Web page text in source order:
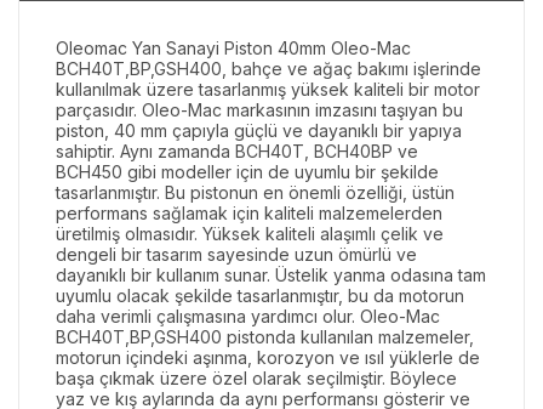
Oleomac Yan Sanayi Piston 40mm Oleo-Mac
BCH40T,BP,GSH400, bahçe ve ağaç bakımı işlerinde
kullanılmak üzere tasarlanmış yüksek kaliteli bir motor
parçasıdır. Oleo-Mac markasının imzasını taşıyan bu
piston, 40 mm çapıyla güçlü ve dayanıklı bir yapıya
sahiptir. Aynı zamanda BCH40T, BCH40BP ve
BCH450 gibi modeller için de uyumlu bir şekilde
tasarlanmıştır. Bu pistonun en önemli özelliği, üstün
performans sağlamak için kaliteli malzemelerden
üretilmiş olmasıdır. Yüksek kaliteli alaşımlı çelik ve
dengeli bir tasarım sayesinde uzun ömürlü ve
dayanıklı bir kullanım sunar. Üstelik yanma odasına tam
uyumlu olacak şekilde tasarlanmıştır, bu da motorun
daha verimli çalışmasına yardımcı olur. Oleo-Mac
BCH40T,BP,GSH400 pistonda kullanılan malzemeler,
motorun içindeki aşınma, korozyon ve ısıl yüklerle de
başa çıkmak üzere özel olarak seçilmiştir. Böylece
yaz ve kış aylarında da aynı performansı gösterir ve